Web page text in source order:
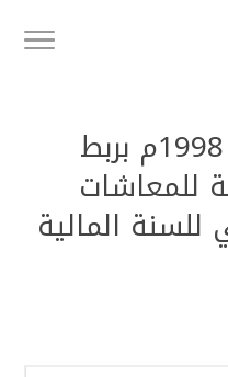
قانون رقم(31)لسنة 1998م بربط
للمعاشات
المالية